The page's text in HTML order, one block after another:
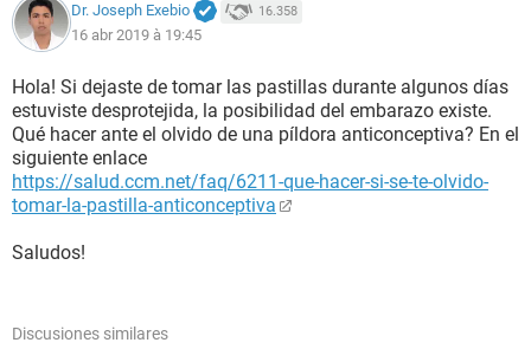
Dr. Joseph Exebio 16.358
16 abr 2019 à 19:45
Hola! Si dejaste de tomar las pastillas durante algunos días
estuviste desprotejida, la posibilidad del embarazo existe.
Qué hacer ante el olvido de una píldora anticonceptiva? En el
siguiente enlace
https://salud.ccm.net/faq/6211-que-hacer-si-se-te-olvido-
tomar-la-pastilla-anticonceptiva
Saludos!
Discusiones similares